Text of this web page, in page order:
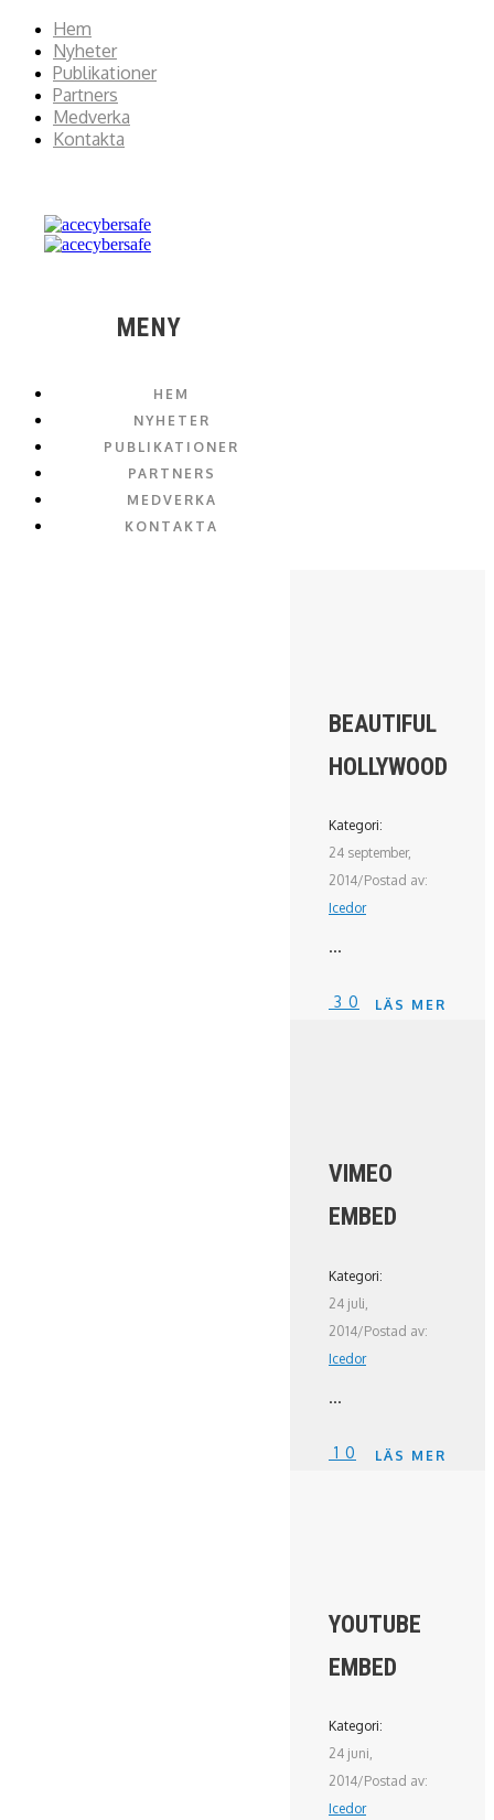
Hem
Nyheter
Publikationer
Partners
Medverka
Kontakta
MENY
HEM
NYHETER
PUBLIKATIONER
PARTNERS
MEDVERKA
KONTAKTA
BEAUTIFUL
HOLLYWOOD
Kategori:
24 september,
2014/Postad av:
Icedor
...
3 0 LÄS MER
VIMEO
EMBED
Kategori:
24 juli,
2014/Postad av:
Icedor
...
1 0 LÄS MER
YOUTUBE
EMBED
Kategori:
24 juni,
2014/Postad av:
Icedor